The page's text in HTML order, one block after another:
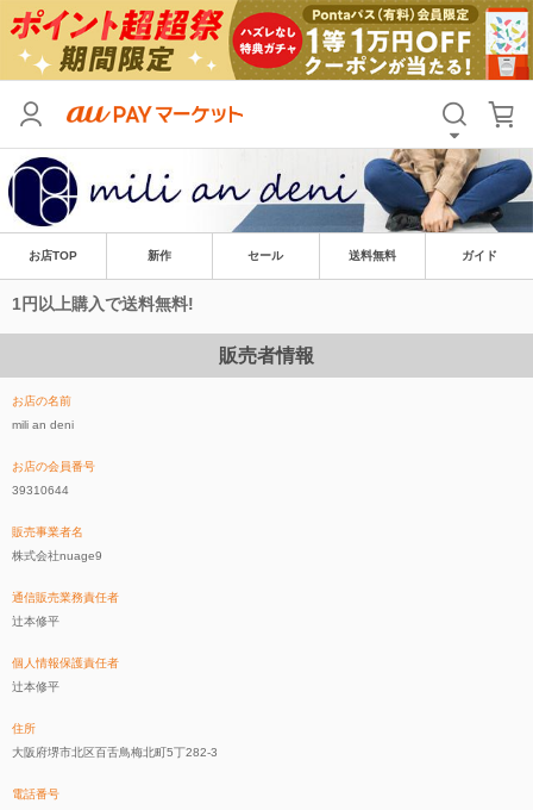
お店TOP 新作 セール 送料無料 ガイド
1円以上購入で送料無料!
販売者情報
お店の名前
mili an deni
お店の会員番号
39310644
販売事業者名
株式会社nuage9
通信販売業務責任者
辻本修平
個人情報保護責任者
辻本修平
住所
大阪府堺市北区百舌鳥梅北町5丁282-3
電話番号